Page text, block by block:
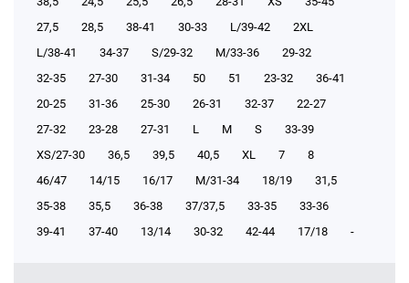
27,5
28,5 38-41 30-33 L/39-42
2XL
L/38-41
34-37 S/29-32 М/33-36
29-32
32-35
27-30 31-34 50 51 23-32
36-41
20-25
31-36 25-30 26-31 32-37
22-27
27-32
23-28 27-31 L M S
33-39
XS/27-30
36,5 39,5 40,5 XL 7
8
46/47
14/15 16/17 М/31-34 18/19
31,5
35-38
35,5 36-38 37/37,5 33-35
33-36
39-41
37-40 13/14 30-32 42-44 17/18 -